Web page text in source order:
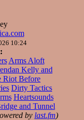
10:24
Arms Aloft
Kelly and
Riot Before
Dirty Tactics
Heartsounds
and Tunnel
by last.fm)